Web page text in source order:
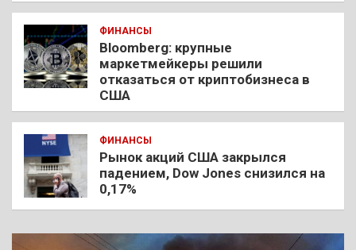
ФИНАНСЫ
Bloomberg: крупные
маркетмейкеры решили
отказаться от криптобизнеса в
США
ФИНАНСЫ
Рынок акций США закрылся
падением, Dow Jones снизился на
0,17%